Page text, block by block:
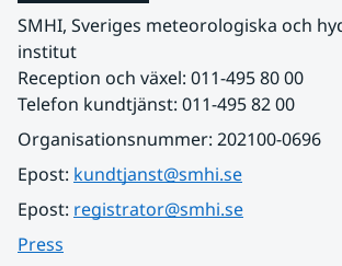
SMHI, Sveriges meteorologiska och
institut
Reception och växel: 011-495 80 00
Telefon kundtjänst: 011-495 82 00
Organisationsnummer: 202100-0696
Epost: kundtjanst@smhi.se
Epost: registrator@smhi.se
Press